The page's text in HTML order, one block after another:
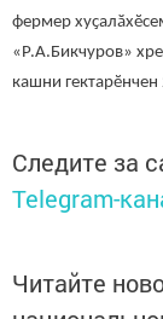
фермер
«Р.А.Бикчуров»
кашни
Следите за
Telegram-
Читайте